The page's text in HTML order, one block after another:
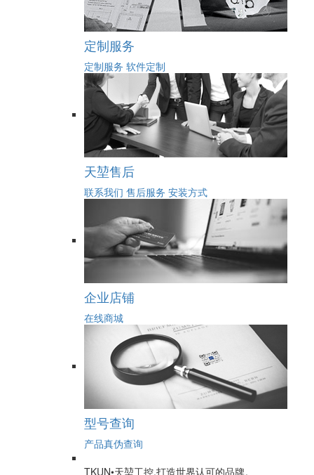
定制服务
定制服务 软件定制
天堃售后
联系我们 售后服务 安装方式
企业店铺
在线商城
型号查询
产品真伪查询
TKUN•天堃工控,打造世界认可的品牌。